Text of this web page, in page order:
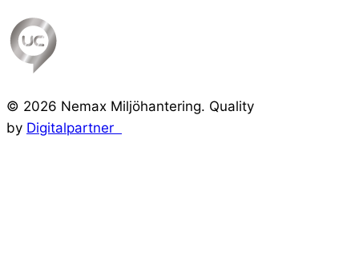
© 2026 Nemax Miljöhantering. Quality
by Digitalpartner